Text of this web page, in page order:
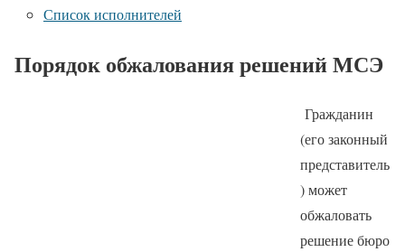
Список исполнителей
Порядок обжалования решений МСЭ
Гражданин
(его законный
представитель
) может
обжаловать
решение бюро